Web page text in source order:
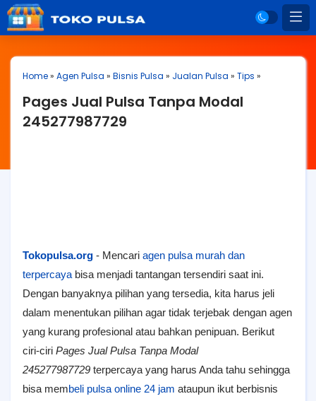
Home» Agen Pulsa » Bisnis Pulsa » Jualan Pulsa » Tips »
Pages Jual Pulsa Tanpa Modal
245277987729
Tokopulsa.org - Mencari agen pulsa murah dan
terpercaya bisa menjadi tantangan tersendiri saat ini.
Dengan banyaknya pilihan yang tersedia, kita harus jeli
dalam menentukan pilihan agar tidak terjebak dengan agen
yang kurang profesional atau bahkan penipuan. Berikut
ciri-ciri Pages Jual Pulsa Tanpa Modal
245277987729 terpercaya yang harus Anda tahu sehingga
bisa membeli pulsa online 24 jam ataupun ikut berbisnis